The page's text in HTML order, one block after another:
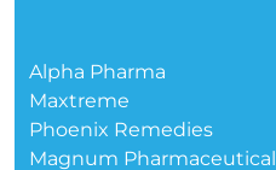
Alpha Pharma
Maxtreme
Phoenix Remedies
Magnum